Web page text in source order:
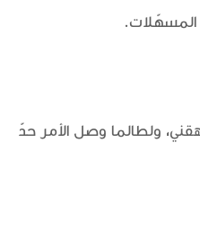
المسهّلات.
ولطالما وصل الأمر حدّ